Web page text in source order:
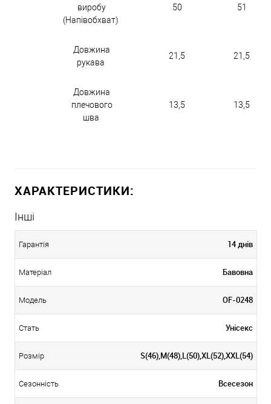
виробу
(Напівобхват)
50 51
Довжина
рукава
21,5 21,5
Довжина
плечового
шва
13,5 13,5
ХАРАКТЕРИСТИКИ:
Інші
Гарантія 14 днів
Матеріал Бавовна
Модель OF-0248
Стать Унісекс
Розмір S(46),M(48),L(50),XL(52),XXL(54)
Сезонність Всесезон